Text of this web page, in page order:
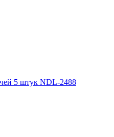
5 штук NDL-2488